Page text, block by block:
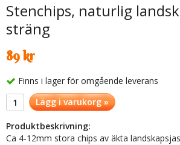
Stenchips, naturlig
sträng
89 kr
Finns i lager för omgående leverans
Lägg i varukorg »
Produktbeskrivning:
Ca 4-12mm stora chips av äkta